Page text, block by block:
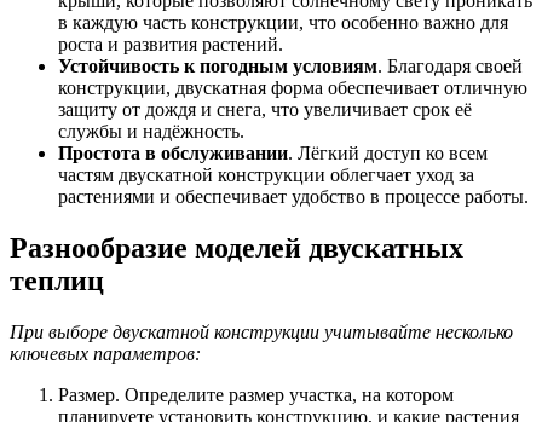
в каждую часть конструкции, что особенно важно для
роста и развития растений.
Устойчивость к погодным условиям. Благодаря своей
конструкции, двускатная форма обеспечивает отличную
защиту от дождя и снега, что увеличивает срок её
службы и надёжность.
Простота в обслуживании. Лёгкий доступ ко всем
частям двускатной конструкции облегчает уход за
растениями и обеспечивает удобство в процессе работы.
Разнообразие моделей двускатных
теплиц
При выборе двускатной конструкции учитывайте несколько
ключевых параметров:
Размер. Определите размер участка, на котором
планируете установить конструкцию, и какие растения